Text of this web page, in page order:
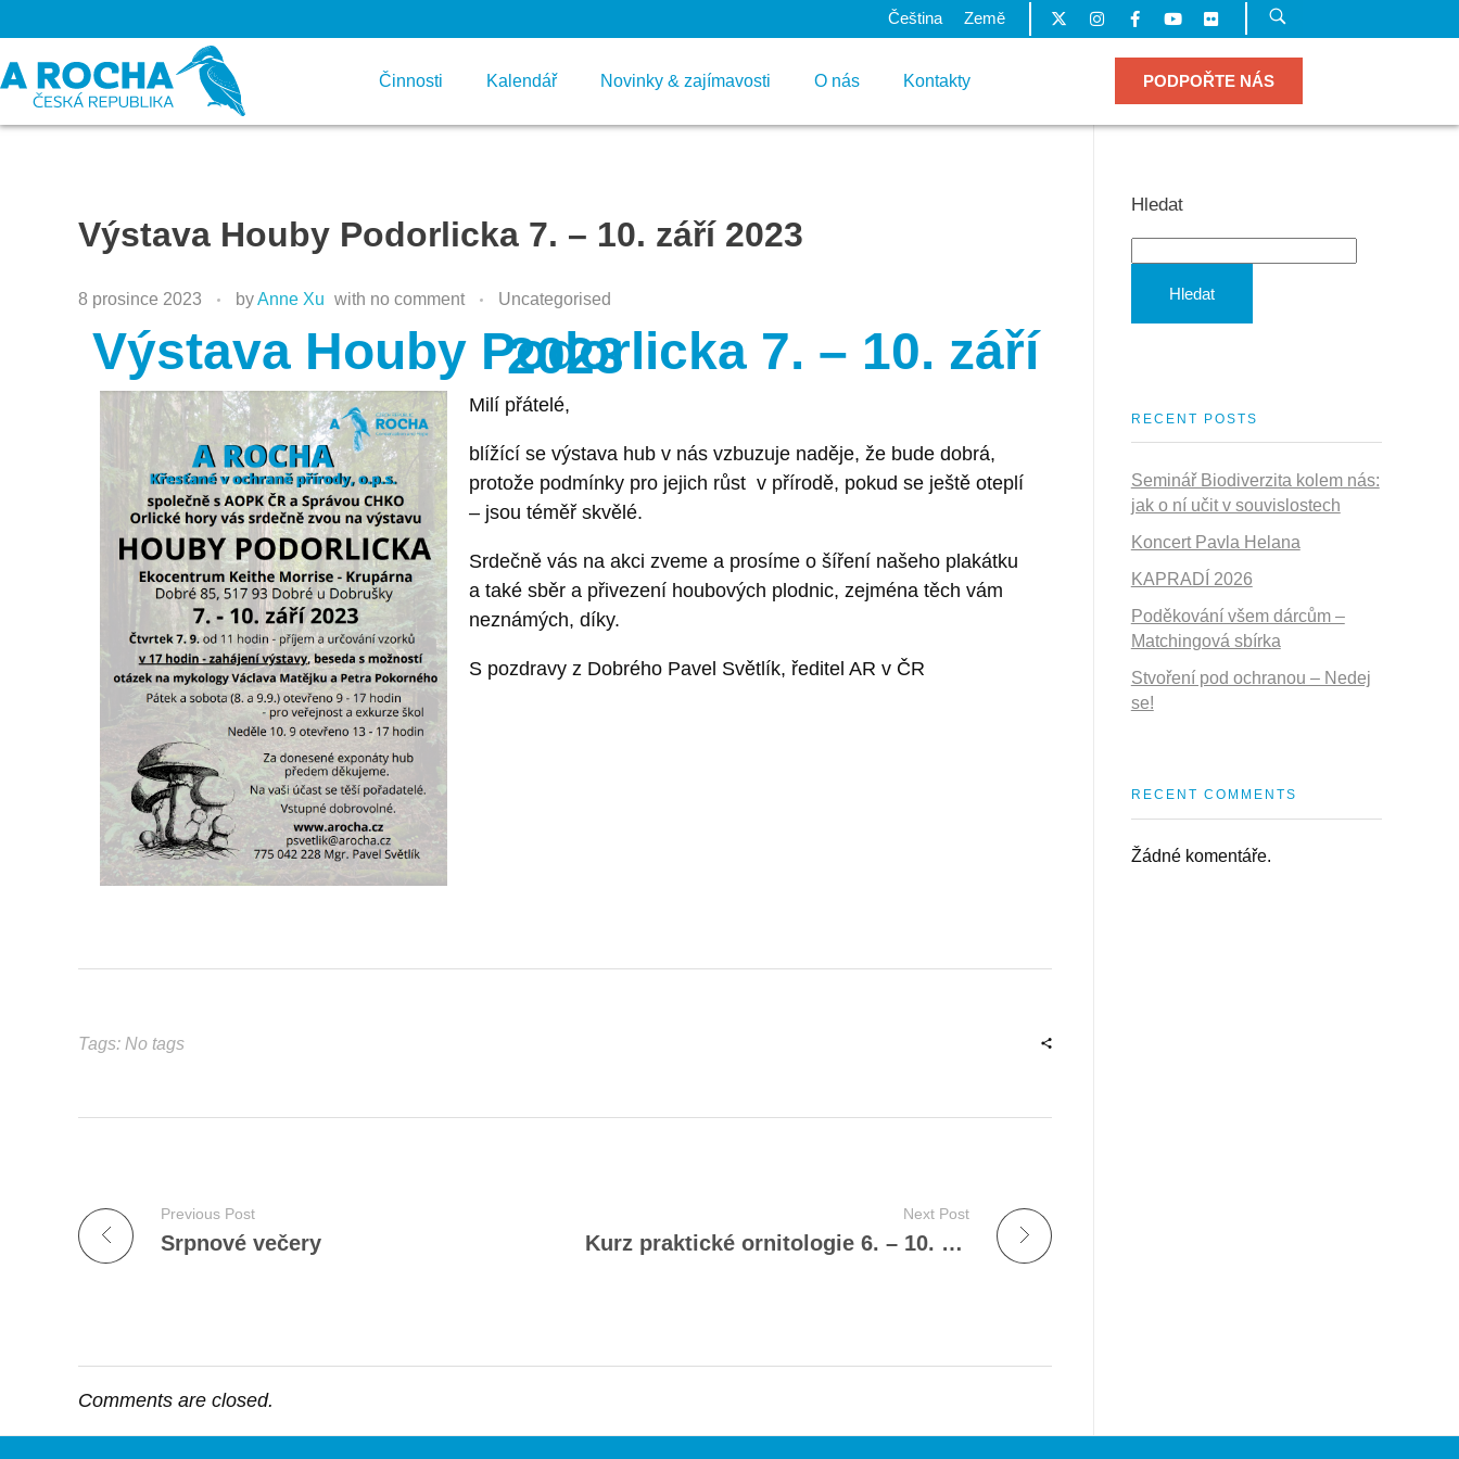
Čeština Země
Činnosti Kalendář Novinky & zajímavosti O nás Kontakty PODPOŘTE NÁS
Výstava Houby Podorlicka 7. – 10. září 2023
8 prosince 2023 byAnne Xu with no comment Uncategorised
Výstava Houby Podorlicka 7. – 10. září
2023
Milí přátelé,
blížící se výstava hub v nás vzbuzuje naděje, že bude dobrá,
protože podmínky pro jejich růst v přírodě, pokud se ještě oteplí
– jsou téměř skvělé.
Srdečně vás na akci zveme a prosíme o šíření našeho plakátku
a také sběr a přivezení houbových plodnic, zejména těch vám
neznámých, díky.
S pozdravy z Dobrého Pavel Světlík, ředitel AR v ČR
Tags: No tags
Previous Post
Srpnové večery
Next Post
Kurz praktické ornitologie 6. – 10. 6. 2025
Comments are closed.
Hledat
Hledat
RECENT POSTS
Seminář Biodiverzita kolem nás:
jak o ní učit v souvislostech
Koncert Pavla Helana
KAPRADÍ 2026
Poděkování všem dárcům –
Matchingová sbírka
Stvoření pod ochranou – Nedej
se!
RECENT COMMENTS
Žádné komentáře.